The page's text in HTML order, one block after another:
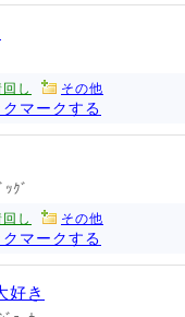
し その他
クマークする
ｸﾞ
し その他
クマークする
好き